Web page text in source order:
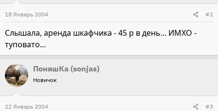
18 Январь 2004 #2
Слышала, аренда шкафчика - 45 р в день... ИМХО -
туповато...
ПоняшКа (sonjas)
Новичок
22 Январь 2004 #3